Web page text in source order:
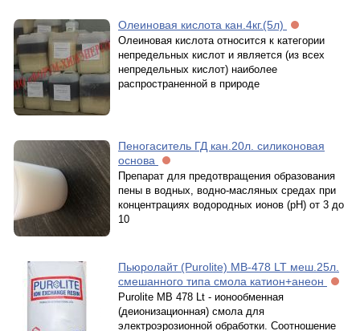
Олеиновая кислота кан.4кг.(5л)
Олеиновая кислота относится к категории
непредельных кислот и является (из всех
непредельных кислот) наиболее
распространенной в природе
Пеногаситель ГД кан.20л. силиконовая
основа
Препарат для предотвращения образования
пены в водных, водно-масляных средах при
концентрациях водородных ионов (рН) от 3 до
10
Пьюролайт (Purolite) МВ-478 LT меш.25л.
смешанного типа смола катион+анеон
Purolite MB 478 Lt - ионообменная
(деионизационная) смола для
электроэрозионной обработки. Соотношение